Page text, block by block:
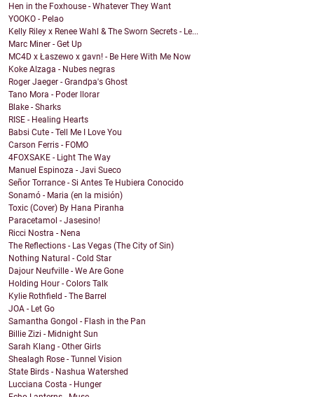
Hen in the Foxhouse - Whatever They Want
YOOKO - Pelao
Kelly Riley x Renee Wahl & The Sworn Secrets - Le...
Marc Miner - Get Up
MC4D x Łaszewo x gavn! - Be Here With Me Now
Koke Alzaga - Nubes negras
Roger Jaeger - Grandpa's Ghost
Tano Mora - Poder llorar
Blake - Sharks
RISE - Healing Hearts
Babsi Cute - Tell Me I Love You
Carson Ferris - FOMO
4FOXSAKE - Light The Way
Manuel Espinoza - Javi Sueco
Señor Torrance - Si Antes Te Hubiera Conocido
Sonamó - Maria (en la misión)
Toxic (Cover) By Hana Piranha
Paracetamol - Jasesino!
Ricci Nostra - Nena
The Reflections - Las Vegas (The City of Sin)
Nothing Natural - Cold Star
Dajour Neufville - We Are Gone
Holding Hour - Colors Talk
Kylie Rothfield - The Barrel
JOA - Let Go
Samantha Gongol - Flash in the Pan
Billie Zizi - Midnight Sun
Sarah Klang - Other Girls
Shealagh Rose - Tunnel Vision
State Birds - Nashua Watershed
Lucciana Costa - Hunger